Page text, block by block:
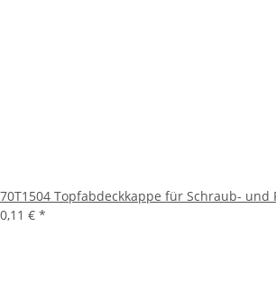
70T1504 Topfabdeckkappe für Schraub- und
0,11 € *